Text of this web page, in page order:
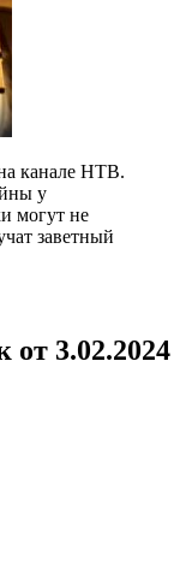
канале НТВ.
у
могут не
заветный
3.02.2024